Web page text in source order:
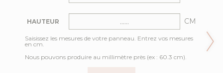
HAUTEUR CM
Saisissez les mesures de votre panneau. Entrez vos mesures
en cm.
Nous pouvons produire au millimètre près (ex : 60.3 cm).